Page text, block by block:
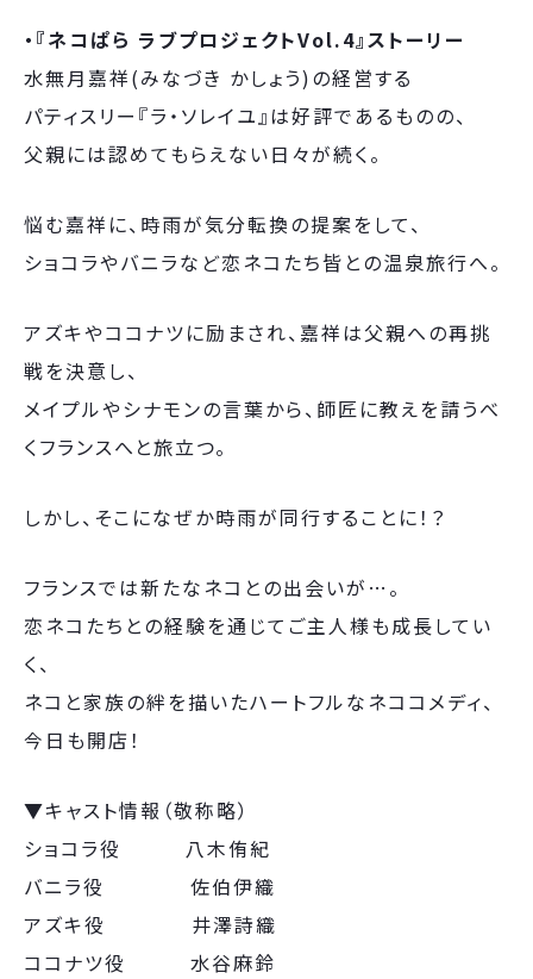
・『ネコぱら ラブプロジェクトVol.4』ストーリー
水無月嘉祥(みなづき かしょう)の経営する
パティスリー『ラ・ソレイユ』は好評であるものの、
父親には認めてもらえない日々が続く。
悩む嘉祥に、時雨が気分転換の提案をして、
ショコラやバニラなど恋ネコたち皆との温泉旅行へ。
アズキやココナツに励まされ、嘉祥は父親への再挑
戦を決意し、
メイプルやシナモンの言葉から、師匠に教えを請うべ
くフランスへと旅立つ。
しかし、そこになぜか時雨が同行することに！？
フランスでは新たなネコとの出会いが…。
恋ネコたちとの経験を通じてご主人様も成長してい
く、
ネコと家族の絆を描いたハートフルなネココメディ、
今日も開店！
▼キャスト情報（敬称略）
ショコラ役 八木侑紀
バニラ役 佐伯伊織
アズキ役 井澤詩織
ココナツ役 水谷麻鈴